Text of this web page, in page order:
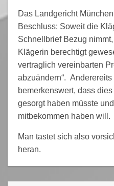
Das Landgericht
Beschluss: Soweit die
Schnellbrief Bezug
Klägerin berechtigt
vertraglich vereinbarten
abzuändern“.
bemerkenswert, dass
gesorgt haben müsste
mitbekommen haben will.
Man tastet sich also
heran.